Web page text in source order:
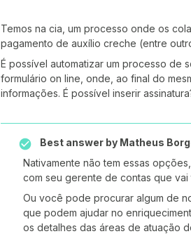
Temos na cia, um processo onde os
pagamento de auxílio creche (entre
É possível automatizar um processo de
formulário on line, onde, ao final do
informações. É possível inserir
Best answer by Matheus
Nativamente não tem essas
com seu gerente de contas que vai
Ou você pode procurar algum de
que podem ajudar no
os detalhes das áreas de atuação